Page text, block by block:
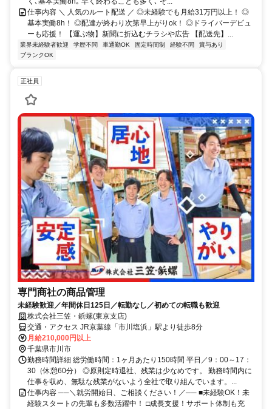
仕事内容 ＼ 人気のルート配送 ／ ◎未経験でも月給31万円以上！ ◎
基本実働8h！ ◎配達が終わり次第早上がりok！ ◎ドライバーデビュ
ーも応援！ 【運ぶ物】新聞に折込むチラシや広告 【配送先】...
業界未経験者歓迎 学歴不問 車通勤OK 固定時間制 経験不問
賞与あり
ブランクOK
正社員
専門商社の商品管理
未経験歓迎／年間休日125日／転勤なし／初めての転職も歓迎
株式会社三笠・鋲螺(東京支店)
交通・アクセス JR京葉線「市川塩浜」駅より徒歩8分
月給210,000円以上
千葉県市川市
勤務時間詳細 総労働時間：1ヶ月あたり150時間 平日／9：00～17：
30（休憩60分） ◎原則定時退社、残業は少なめです。 勤務時間内に
仕事を収め、無駄な残業がないよう全社で取り組んでいます。...
仕事内容 ──＼就労開始日、ご相談ください！／── ■未経験OK！未
経験スタートの先輩も多数活躍中！ □成長支援！サポート体制も充